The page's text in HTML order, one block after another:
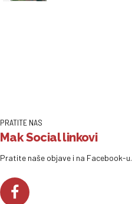
PRATITE NAS
Mak Social linkovi
Pratite naše objave i na Facebook-u.